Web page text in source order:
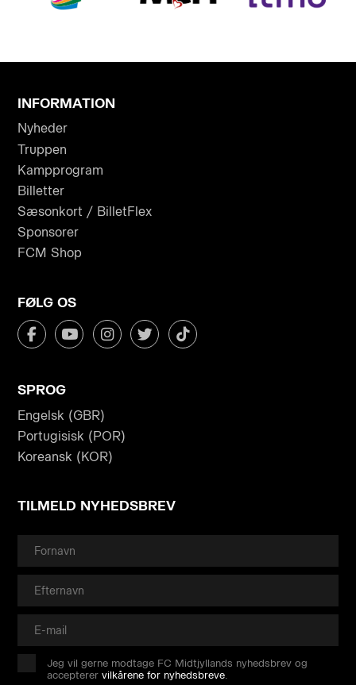
INFORMATION
Nyheder
Truppen
Kampprogram
Billetter
Sæsonkort / BilletFlex
Sponsorer
FCM Shop
FØLG OS
SPROG
Engelsk (GBR)
Portugisisk (POR)
Koreansk (KOR)
TILMELD NYHEDSBREV
Jeg vil gerne modtage FC Midtjyllands nyhedsbrev og
accepterervilkårene for nyhedsbreve.